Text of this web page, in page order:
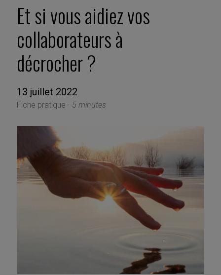
Et si vous aidiez vos
collaborateurs à
décrocher ?
13 juillet 2022
Fiche pratique - 5 minutes